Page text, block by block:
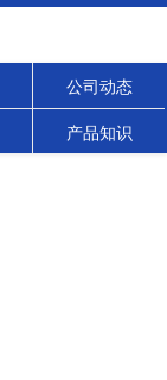
公司动态
产品知识